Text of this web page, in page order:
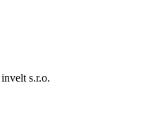
s.r.o.